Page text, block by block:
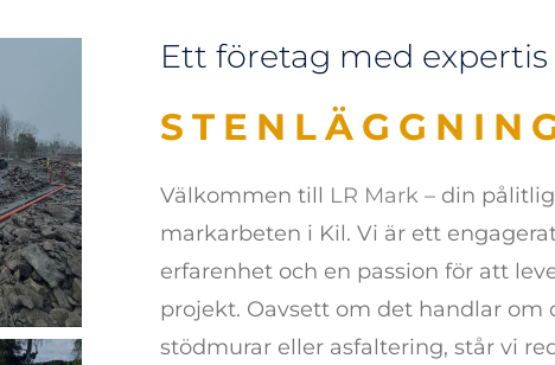
Ett företag med
DRÄNERING
Välkommen till LR Mark – din
markarbeten i Kil. Vi är ett
erfarenhet och en passion för att
projekt. Oavsett om det handlar om
stödmurar eller asfaltering, står vi